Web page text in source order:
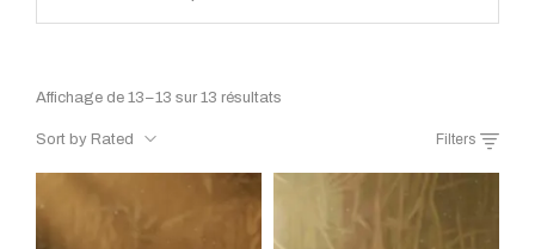
Affichage de 13–13 sur 13 résultats
Sort by Rated Filters